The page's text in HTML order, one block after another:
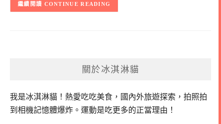
CONTINUE READING
關於冰淇淋貓
我是冰淇淋貓！ 熱愛吃吃美食，國內外旅遊探索，拍照拍
到相機記憶體爆炸。 運動是吃更多的正當理由！